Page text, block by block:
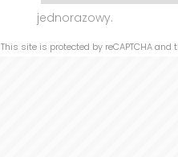
jednorazowy.
This site is protected by reCAPTCHA and